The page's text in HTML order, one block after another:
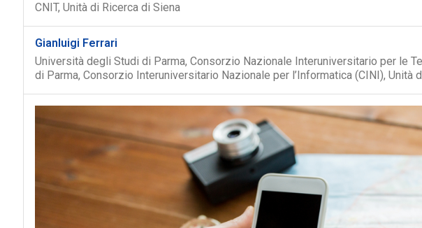
CNIT, Unità di Ricerca di Siena
Gianluigi Ferrari
Università degli Studi di Parma, Consorzio Nazionale Interuniversitario per le
di Parma, Consorzio Interuniversitario Nazionale per l’Informatica (CINI), Unità